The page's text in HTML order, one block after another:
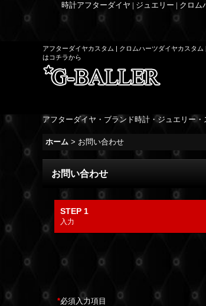
時計アフターダイヤ | ジュエリー | クロ
アフターダイヤカスタム | クロムハーツダイヤカスタ
はコチラから
アフターダイヤ・ブランド時計・ジュエリー
ホーム > お問い合わせ
お問い合わせ
STEP 1
入力
*必須入力項目